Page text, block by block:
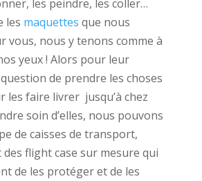
les peindre, les coller…
les maquettes que nous
vous, nous y tenons comme à
yeux ! Alors pour leur
de prendre les choses
les faire livrer jusqu’à chez
soin d’elles, nous pouvons
de caisses de transport,
flight case sur mesure qui
de les protéger et de les